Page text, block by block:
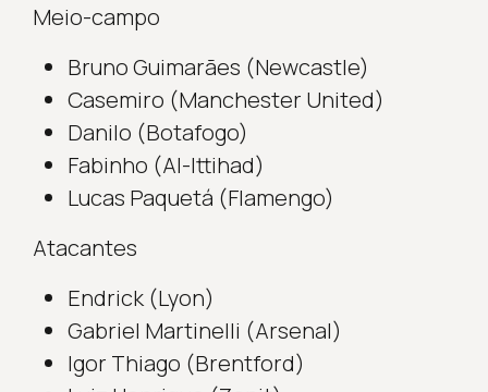
Meio-campo
Bruno Guimarães (Newcastle)
Casemiro (Manchester United)
Danilo (Botafogo)
Fabinho (Al-Ittihad)
Lucas Paquetá (Flamengo)
Atacantes
Endrick (Lyon)
Gabriel Martinelli (Arsenal)
Igor Thiago (Brentford)